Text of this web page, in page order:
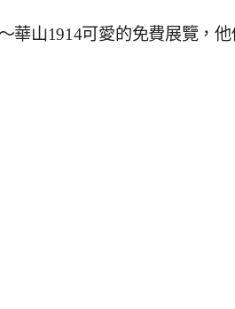
華山1914可愛的免費展覽，